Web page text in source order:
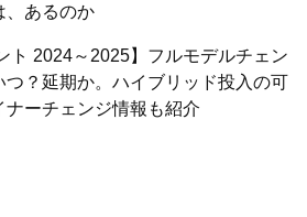
、あるのか
ト 2024～2025】フルモデルチェン
つ？延期か。ハイブリッド投入の可
ナーチェンジ情報も紹介